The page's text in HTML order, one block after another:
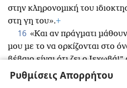
Ρυθμίσεις Απορρήτου
στην κληρονομική του
στη γη του».+
16 «Και αν πράγματι
μου με το να ορκίζονται στο
βέβαιο είναι ότι ζει ο
το λαό μου να ορκίζεται στον